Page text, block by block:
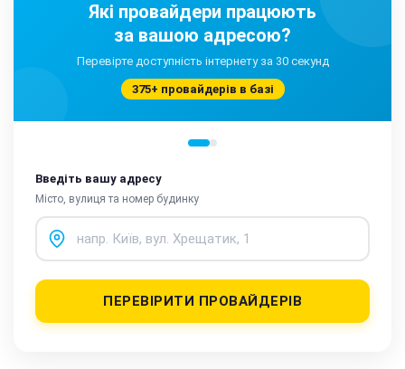
Які провайдери працюють
за вашою адресою?
Перевірте доступність інтернету за 30 секунд
375+ провайдерів в базі
Введіть вашу адресу
Місто, вулиця та номер будинку
ПЕРЕВІРИТИ ПРОВАЙДЕРІВ